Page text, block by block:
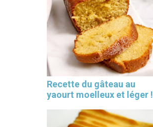
Recette du gâteau au
yaourt moelleux et léger !